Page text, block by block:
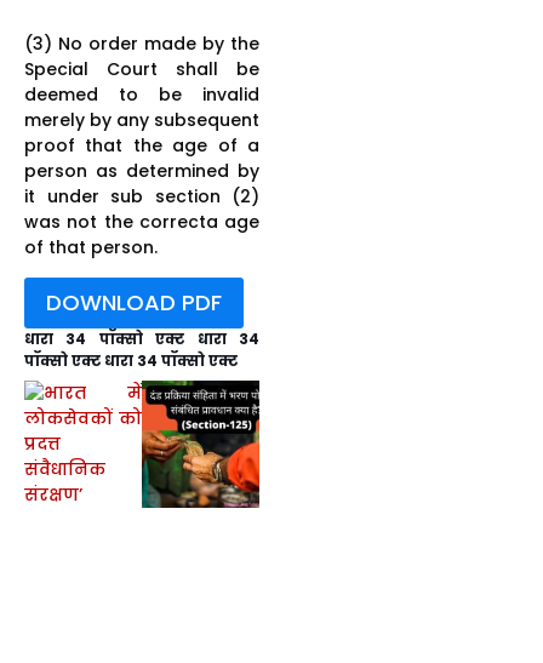
(3) No order made by the
Special Court shall be
deemed to be invalid
merely by any subsequent
proof that the age of a
person as determined by
it under sub section (2)
was not the correcta age
of that person.
DOWNLOAD PDF
धारा 34 पॉक्सो एक्ट धारा 34
पॉक्सो एक्ट धारा 34 पॉक्सो एक्ट